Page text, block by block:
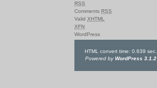
RSS
Comments RSS
Valid XHTML
XFN
WordPress
HTML convert time: 0.639 sec.
Powered byWordPress 3.1.2